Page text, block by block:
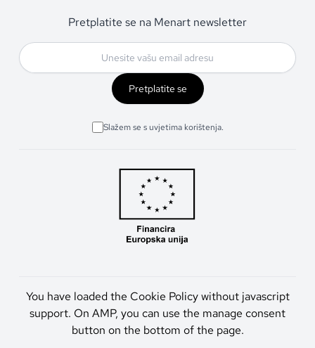
Pretplatite se na Menart newsletter
Pretplatite se
Slažem se s uvjetima korištenja.
You have loaded the Cookie Policy without javascript
support. On AMP, you can use the manage consent
button on the bottom of the page.